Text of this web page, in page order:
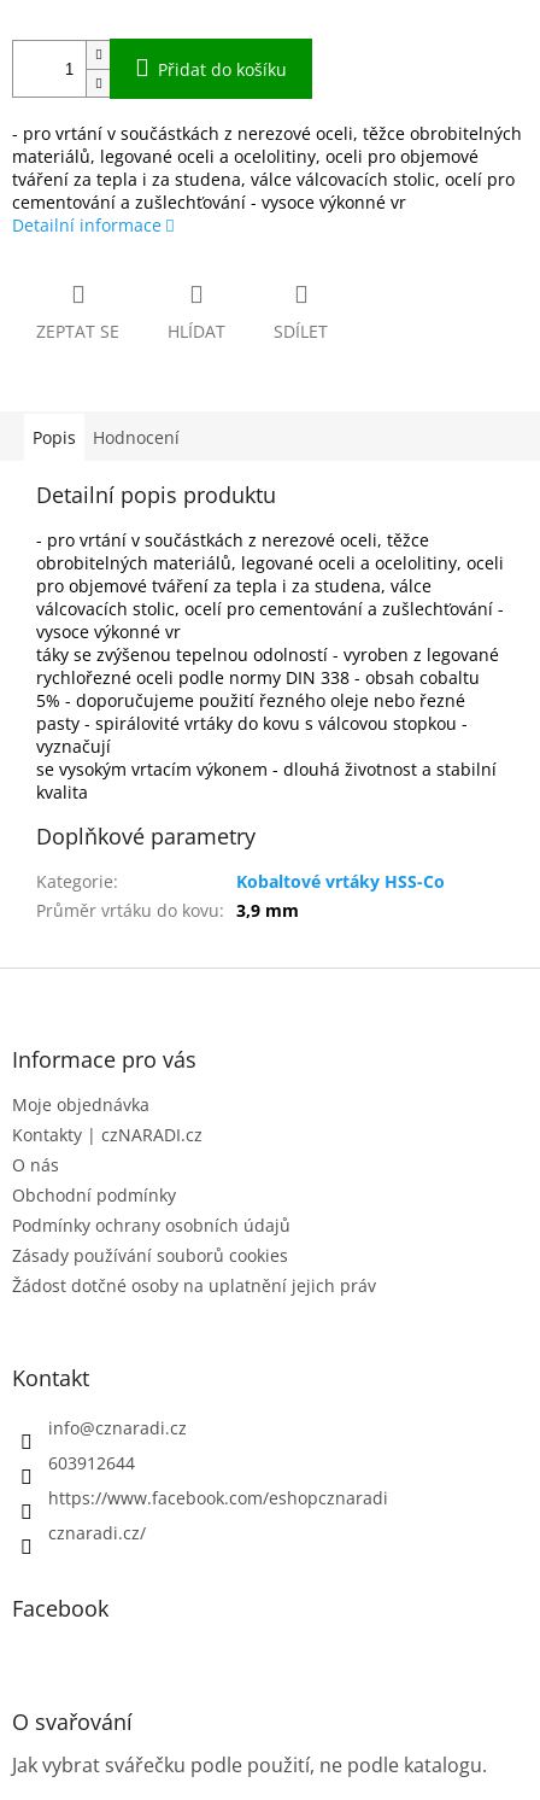
Přidat do košíku
- pro vrtání v součástkách z nerezové oceli, těžce obrobitelných
materiálů, legované oceli a ocelolitiny, oceli pro objemové
tváření za tepla i za studena, válce válcovacích stolic, ocelí pro
cementování a zušlechťování - vysoce výkonné vr
Detailní informace
ZEPTAT SE HLÍDAT SDÍLET
Popis Hodnocení
Detailní popis produktu
- pro vrtání v součástkách z nerezové oceli, těžce
obrobitelných materiálů, legované oceli a ocelolitiny, oceli
pro objemové tváření za tepla i za studena, válce
válcovacích stolic, ocelí pro cementování a zušlechťování -
vysoce výkonné vr
táky se zvýšenou tepelnou odolností - vyroben z legované
rychlořezné oceli podle normy DIN 338 - obsah cobaltu
5% - doporučujeme použití řezného oleje nebo řezné
pasty - spirálovité vrtáky do kovu s válcovou stopkou -
vyznačují
se vysokým vrtacím výkonem - dlouhá životnost a stabilní
kvalita
Doplňkové parametry
Kategorie:
Kobaltové vrtáky HSS-Co
Průměr vrtáku do kovu: 3,9 mm
Z
Informace pro vás
Moje objednávka
Kontakty | czNARADI.cz
O nás
Obchodní podmínky
Podmínky ochrany osobních údajů
Zásady používání souborů cookies
Žádost dotčné osoby na uplatnění jejich práv
Kontakt
info@cznaradi.cz
603912644
https://www.facebook.com/eshopcznaradi
cznaradi.cz/
Facebook
O svařování
Jak vybrat svářečku podle použití, ne podle katalogu.